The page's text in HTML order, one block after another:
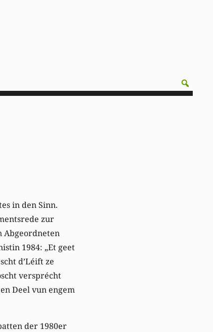
in den Sinn.
zur
Abgeordneten
1984: „Et geet
d’Léift ze
versprécht
Deel vun engem
der 1980er